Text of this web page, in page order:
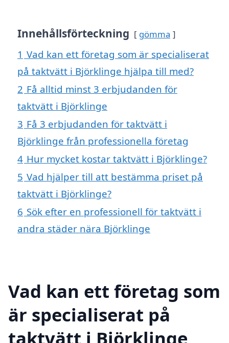
Innehållsförteckning gömma
1 Vad kan ett företag som är specialiserat
på taktvätt i Björklinge hjälpa till med?
2 Få alltid minst 3 erbjudanden för
taktvätt i Björklinge
3 Få 3 erbjudanden för taktvätt i
Björklinge från professionella företag
4 Hur mycket kostar taktvätt i Björklinge?
5 Vad hjälper till att bestämma priset på
taktvätt i Björklinge?
6 Sök efter en professionell för taktvätt i
andra städer nära Björklinge
Vad kan ett företag som
är specialiserat på
taktvätt i Björklinge